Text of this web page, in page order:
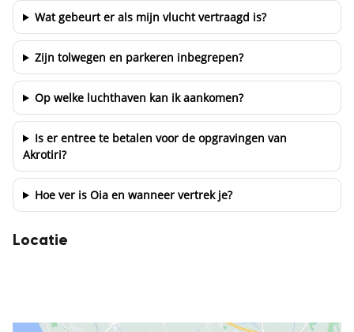
Wat gebeurt er als mijn vlucht vertraagd is?
Zijn tolwegen en parkeren inbegrepen?
Op welke luchthaven kan ik aankomen?
Is er entree te betalen voor de opgravingen van
Akrotiri?
Hoe ver is Oia en wanneer vertrek je?
Locatie